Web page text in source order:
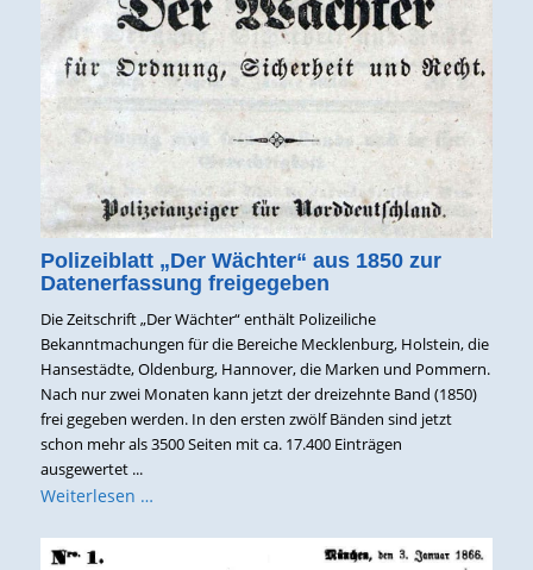
Polizeiblatt „Der Wächter“ aus 1850 zur
Datenerfassung freigegeben
Die Zeitschrift „Der Wächter“ enthält Polizeiliche
Bekanntmachungen für die Bereiche Mecklenburg, Holstein, die
Hansestädte, Oldenburg, Hannover, die Marken und Pommern.
Nach nur zwei Monaten kann jetzt der dreizehnte Band (1850)
frei gegeben werden. In den ersten zwölf Bänden sind jetzt
schon mehr als 3500 Seiten mit ca. 17.400 Einträgen
ausgewertet ...
Weiterlesen …